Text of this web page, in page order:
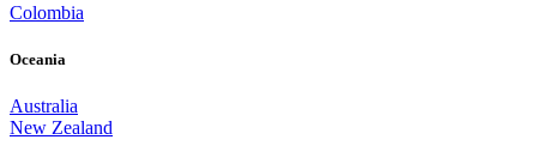
Colombia
Oceania
Australia
New Zealand